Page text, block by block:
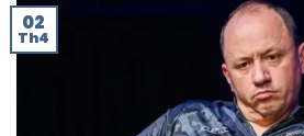
02
Th4